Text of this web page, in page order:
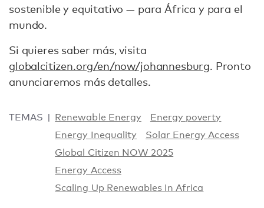
sostenible y equitativo — para África y para el
mundo.
Si quieres saber más, visita
globalcitizen.org/en/now/johannesburg. Pronto
anunciaremos más detalles.
TEMAS Renewable Energy
Energy poverty
Energy Inequality
Solar Energy Access
Global Citizen NOW 2025
Energy Access
Scaling Up Renewables In Africa